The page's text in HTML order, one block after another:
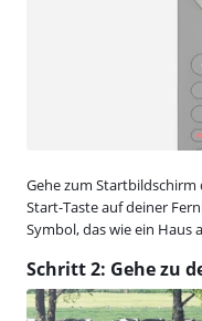
Gehe zum Startbildschirm
Start-Taste auf deiner
Symbol, das wie ein Haus
Schritt 2: Gehe zu